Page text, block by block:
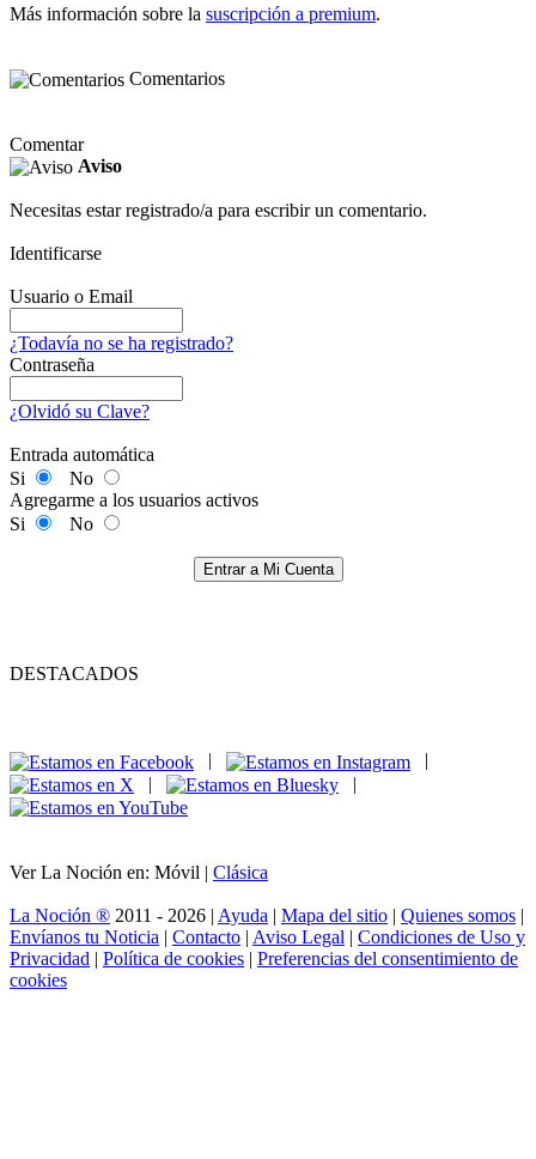
Más información sobre la suscripción a premium.
Comentarios
Comentar
Aviso
Necesitas estar registrado/a para escribir un comentario.
Identificarse
Usuario o Email
¿Todavía no se ha registrado?
Contraseña
¿Olvidó su Clave?
Entrada automática
Si
No
Agregarme a los usuarios activos
Si
No
Entrar a Mi Cuenta
DESTACADOS
|
|
Ver La Noción en: Móvil | Clásica
La Noción ® 2011 - 2026 | Ayuda | Mapa del sitio | Quienes somos |
Envíanos tu Noticia | Contacto | Aviso Legal | Condiciones de Uso y
Privacidad | Política de cookies | Preferencias del consentimiento de
cookies